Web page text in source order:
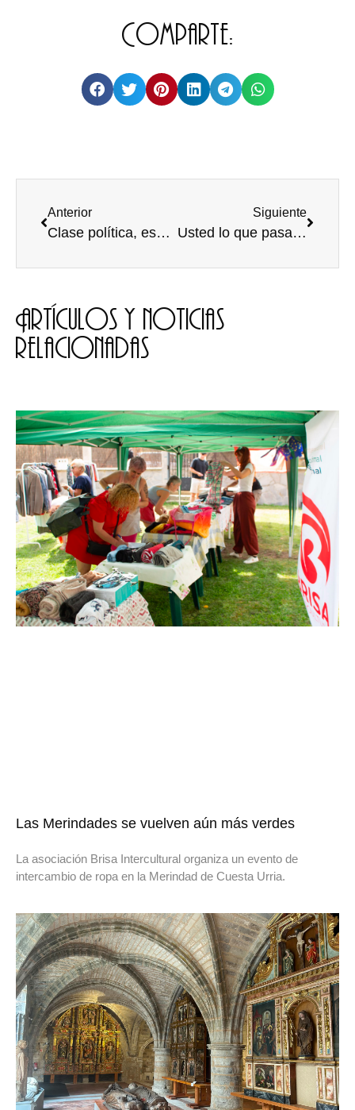
Comparte:
Anterior
Clase política, espejo social
Siguiente
Usted lo que pasa es que no sabe hablar español.
Artículos y noticias
relacionadas
Las Merindades se vuelven aún más verdes
La asociación Brisa Intercultural organiza un evento de
intercambio de ropa en la Merindad de Cuesta Urria.